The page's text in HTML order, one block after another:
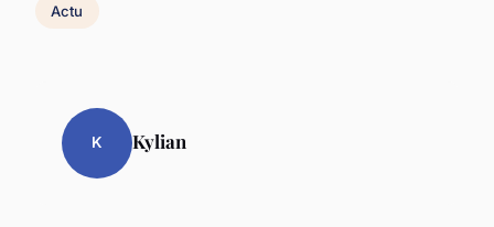
Actu
K Kylian